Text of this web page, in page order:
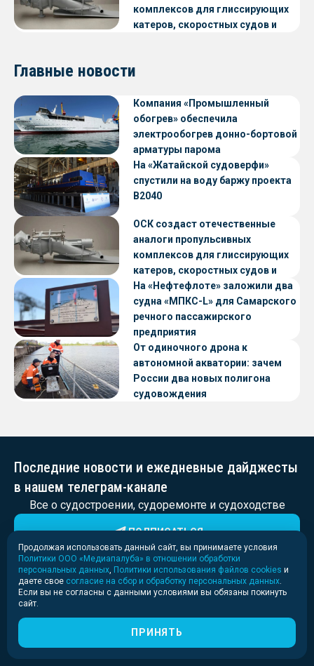
комплексов для глиссирующих
катеров, скоростных судов и
Главные новости
Компания «Промышленный
обогрев» обеспечила
электрообогрев донно-бортовой
арматуры парома
«Петропавловск» проекта CNF22
На «Жатайской судоверфи»
спустили на воду баржу проекта
В2040
ОСК создаст отечественные
аналоги пропульсивных
комплексов для глиссирующих
катеров, скоростных судов и
судов с малой осадкой
На «Нефтефлоте» заложили два
судна «МПКС-L» для Самарского
речного пассажирского
предприятия
От одиночного дрона к
автономной акватории: зачем
России два новых полигона
судовождения
Последние новости и ежедневные дайджесты
в нашем телеграм-канале
Все о судостроении, судоремонте и судоходстве
ПОДПИСАТЬСЯ
Продолжая использовать данный сайт, вы принимаете условия
Политики ООО «Медиапалуба» в отношении обработки
персональных данных Политики использования файлов cookies и
даете свое согласие на сбор и обработку персональных данных
Если вы не согласны с данными условиями вы обязаны покинуть
сайт.
ПРИНЯТЬ